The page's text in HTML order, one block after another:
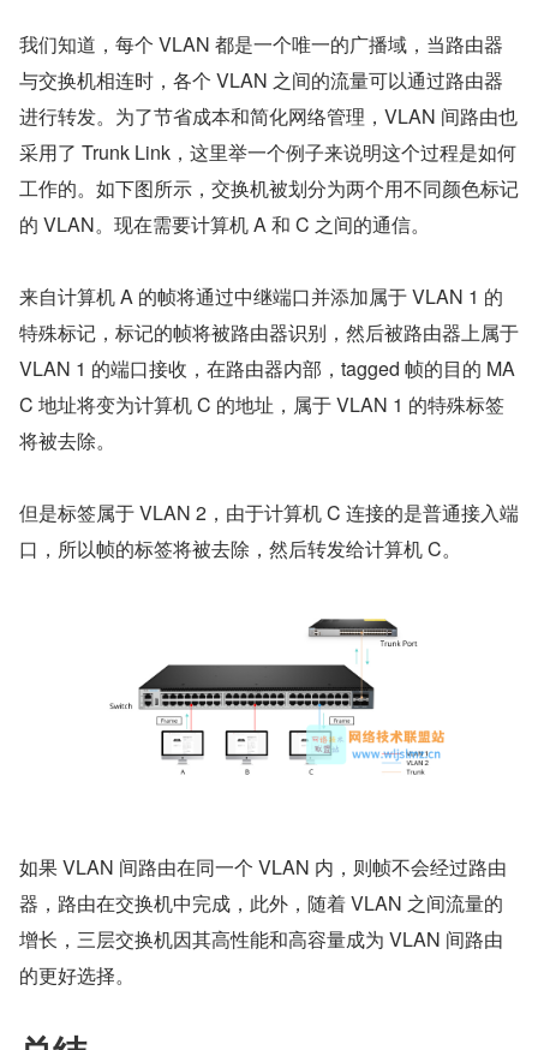
我们知道，每个 VLAN 都是一个唯一的广播域，当路由器
与交换机相连时，各个 VLAN 之间的流量可以通过路由器
进行转发。为了节省成本和简化网络管理，VLAN 间路由也
采用了 Trunk Link，这里举一个例子来说明这个过程是如何
工作的。如下图所示，交换机被划分为两个用不同颜色标记
的 VLAN。现在需要计算机 A 和 C 之间的通信。
来自计算机 A 的帧将通过中继端口并添加属于 VLAN 1 的
特殊标记，标记的帧将被路由器识别，然后被路由器上属于
VLAN 1 的端口接收，在路由器内部，tagged 帧的目的 MA
C 地址将变为计算机 C 的地址，属于 VLAN 1 的特殊标签
将被去除。
但是标签属于 VLAN 2，由于计算机 C 连接的是普通接入端
口，所以帧的标签将被去除，然后转发给计算机 C。
如果 VLAN 间路由在同一个 VLAN 内，则帧不会经过路由
器，路由在交换机中完成，此外，随着 VLAN 之间流量的
增长，三层交换机因其高性能和高容量成为 VLAN 间路由
的更好选择。